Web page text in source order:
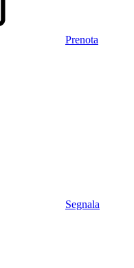
Prenota
Segnala